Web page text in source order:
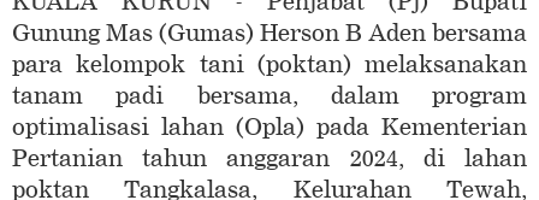
Gunung Mas (Gumas) Herson B Aden bersama
para kelompok tani (poktan) melaksanakan
tanam padi bersama, dalam program
optimalisasi lahan (Opla) pada Kementerian
Pertanian tahun anggaran 2024, di lahan
poktan Tangkalasa, Kelurahan Tewah,